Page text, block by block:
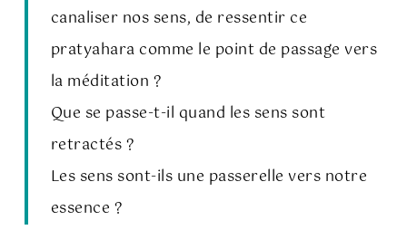
canaliser nos sens, de ressentir ce
pratyahara comme le point de passage vers
la méditation ?
Que se passe-t-il quand les sens sont
retractés ?
Les sens sont-ils une passerelle vers notre
essence ?